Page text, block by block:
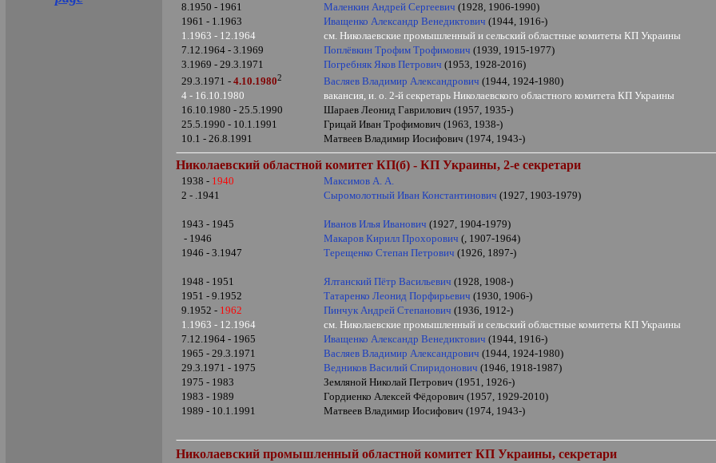
8.1950 - 1961
Маленкин Андрей Сергеевич (1928, 1906-1990)
1961 - 1.1963
Иващенко Александр Венедиктович (1944, 1916-)
1.1963 - 12.1964
см. Николаевские промышленный и сельский областные комитеты КП Украины
7.12.1964 - 3.1969
Поплёвкин Трофим Трофимович (1939, 1915-1977)
3.1969 - 29.3.1971
Погребняк Яков Петрович (1953, 1928-2016)
29.3.1971 -4.10.19802 Васляев Владимир Александрович (1944, 1924-1980)
4 - 16.10.1980
вакансия, и. о. 2-й секретарь Николаевского областного комитета КП Украины
16.10.1980 - 25.5.1990
Шараев Леонид Гаврилович (1957, 1935-)
25.5.1990 - 10.1.1991
Грицай Иван Трофимович (1963, 1938-)
10.1 - 26.8.1991
Матвеев Владимир Иосифович (1974, 1943-)
Николаевский областной комитет КП(б) - КП Украины, 2-е секретари
1938 - 1940
Максимов А. А.
2 - .1941
Сыромолотный Иван Константинович (1927, 1903-1979)
1943 - 1945 Иванов Илья Иванович (1927, 1904-1979)
- 1946
Макаров Кирилл Прохорович (, 1907-1964)
1946 - 3.1947
Терещенко Степан Петрович (1926, 1897-)
1948 - 1951 Ялтанский Пётр Васильевич (1928, 1908-)
1951 - 9.1952
Татаренко Леонид Порфирьевич (1930, 1906-)
9.1952 - 1962 Пинчук Андрей Степанович (1936, 1912-)
1.1963 - 12.1964
см. Николаевские промышленный и сельский областные комитеты КП Украины
7.12.1964 - 1965
Иващенко Александр Венедиктович (1944, 1916-)
1965 - 29.3.1971
Васляев Владимир Александрович (1944, 1924-1980)
29.3.1971 - 1975
Ведников Василий Спиридонович (1946, 1918-1987)
1975 - 1983
Земляной Николай Петрович (1951, 1926-)
1983 - 1989
Гордиенко Алексей Фёдорович (1957, 1929-2010)
1989 - 10.1.1991
Матвеев Владимир Иосифович (1974, 1943-)
Николаевскийпромышленный областной комитет КП Украины,секретари